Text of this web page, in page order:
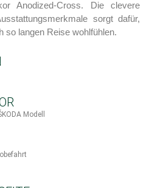
Anodized-Cross. Die clevere
sorgt dafür,
so langen Reise wohlfühlen.
Modell